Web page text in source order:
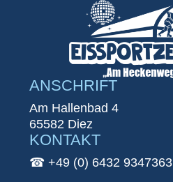
ANSCHRIFT
Am Hallenbad 4
65582 Diez
KONTAKT
☎︎ +49 (0) 6432 9347363